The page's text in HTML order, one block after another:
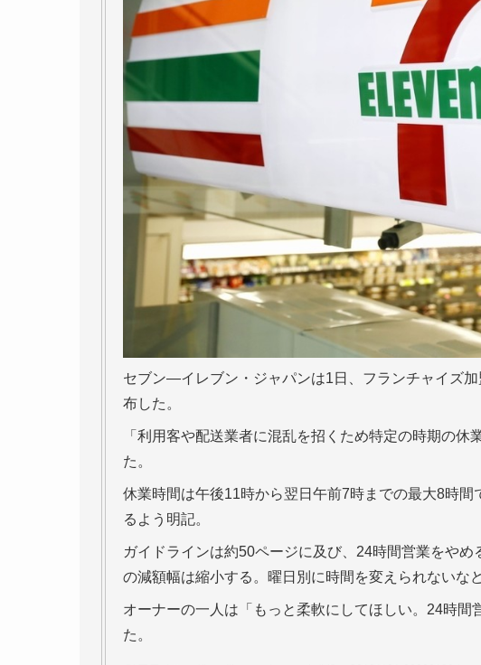
セブン―イレブン・ジャパンは1日、フランチャイズ
布した。
「利用客や配送業者に混乱を招くため特定の時期の
た。
休業時間は午後11時から翌日午前7時までの最大8時
るよう明記。
ガイドラインは約50ページに及び、24時間営業をや
の減額幅は縮小する。曜日別に時間を変えられないな
オーナーの一人は「もっと柔軟にしてほしい。24時間
た。